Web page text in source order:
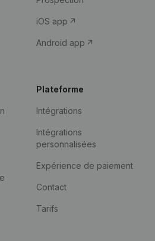
iOS app
Android app
Plateforme
Intégrations
Intégrations
personnalisées
Expérience de paiement
Contact
Tarifs